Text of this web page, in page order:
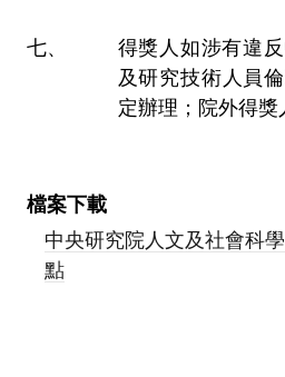
得獎人如涉有違
及研究技術人員
定辦理；院外得獎
檔案下載
中央研究院人文及社會科
點